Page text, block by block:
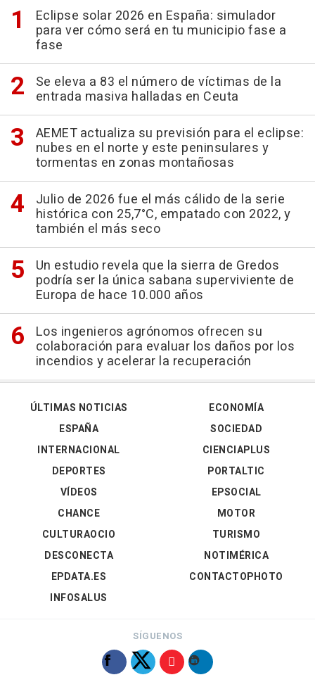
Eclipse solar 2026 en España: simulador
para ver cómo será en tu municipio fase a
fase
Se eleva a 83 el número de víctimas de la
entrada masiva halladas en Ceuta
AEMET actualiza su previsión para el eclipse:
nubes en el norte y este peninsulares y
tormentas en zonas montañosas
Julio de 2026 fue el más cálido de la serie
histórica con 25,7°C, empatado con 2022, y
también el más seco
Un estudio revela que la sierra de Gredos
podría ser la única sabana superviviente de
Europa de hace 10.000 años
Los ingenieros agrónomos ofrecen su
colaboración para evaluar los daños por los
incendios y acelerar la recuperación
ÚLTIMAS NOTICIAS
ESPAÑA
INTERNACIONAL
DEPORTES
VÍDEOS
ECONOMÍA
SOCIEDAD
CIENCIAPLUS
PORTALTIC
EPSOCIAL
CHANCE
CULTURAOCIO
DESCONECTA
EPDATA.ES
INFOSALUS
MOTOR
TURISMO
NOTIMÉRICA
CONTACTOPHOTO
SÍGUENOS